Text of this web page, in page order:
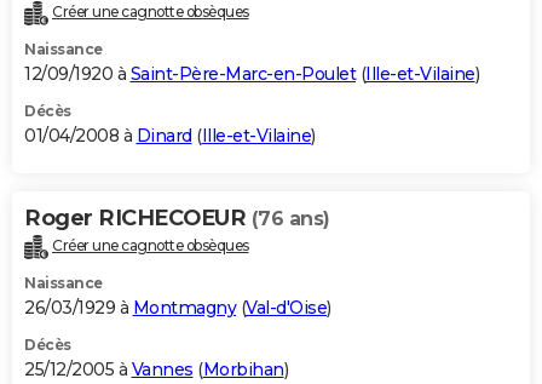
Créer une cagnotte obsèques
Naissance
12/09/1920 à Saint-Père-Marc-en-Poulet(Ille-et-Vilaine)
Décès
01/04/2008 à Dinard (Ille-et-Vilaine)
Roger RICHECOEUR (76 ans)
Créer une cagnotte obsèques
Naissance
26/03/1929 à Montmagny(Val-d'Oise)
Décès
25/12/2005 à Vannes (Morbihan)